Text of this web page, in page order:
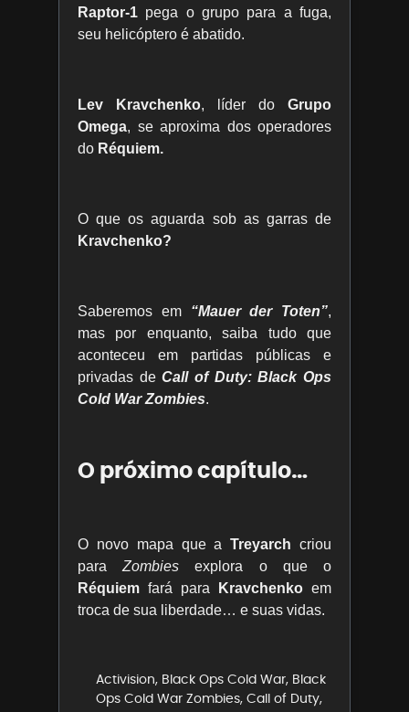
Raptor-1 pega o grupo para a fuga,
seu helicóptero é abatido.
Lev Kravchenko, líder do Grupo
Omega, se aproxima dos operadores
do Réquiem.
O que os aguarda sob as garras de
Kravchenko?
Saberemos em “Mauer der Toten”,
mas por enquanto, saiba tudo que
aconteceu em partidas públicas e
privadas deCall of Duty: Black Ops
Cold War Zombies.
O próximo capítulo…
O novo mapa que aTreyarch criou
paraZombies explora o que o
Réquiem fará para Kravchenko em
troca de sua liberdade… e suas vidas.
Activision, Black Ops Cold War, Black
Ops Cold War Zombies, Call of Duty,